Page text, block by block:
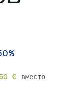
€
вместо